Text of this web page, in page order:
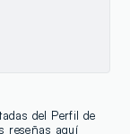
del Perfil de
reseñas aquí